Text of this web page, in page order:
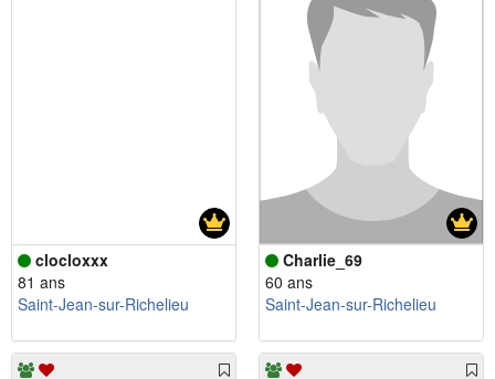
clocloxxx
81 ans
Saint-Jean-sur-Richelieu
Charlie_69
60 ans
Saint-Jean-sur-Richelieu